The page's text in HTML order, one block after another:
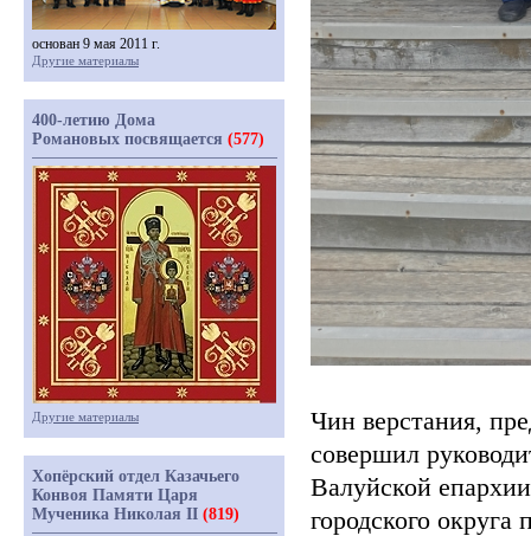
Чин верстания,
совершил
Валуйской
городского
основан 9 мая 2011 г.
Другие материалы
400-летию Дома
Романовых посвящается (577)
Другие материалы
Хопёрский отдел Казачьего
Конвоя Памяти Царя
Мученика Николая II (819)